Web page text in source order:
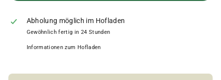
Abholung möglich im Hofladen
Gewöhnlich fertig in 24 Stunden
Informationen zum Hofladen